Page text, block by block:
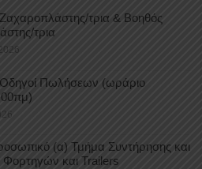
Ζαχαροπλάστης/τρια & Βοηθός
τρια
Οδηγοί Πωλήσεων (ωράριο
(α) Τμήμα Συντήρησης και
Φορτηγών και Trailers